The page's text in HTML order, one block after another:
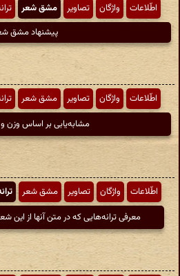
اطّلاعات واژگان تصاویر مشق شعر
پیشنهاد مشق
اطّلاعات واژگان تصاویر مشق شعر
مشابه‌یابی بر اساس وزن و
اطّلاعات واژگان تصاویر مشق شعر
معرفی ترانه‌هایی که در متن آنها از